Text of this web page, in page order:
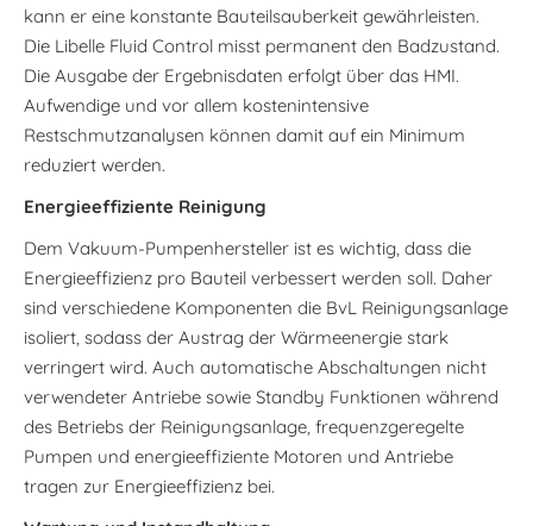
kann er eine konstante Bauteilsauberkeit gewährleisten.
Die Libelle Fluid Control misst permanent den Badzustand.
Die Ausgabe der Ergebnisdaten erfolgt über das HMI.
Aufwendige und vor allem kostenintensive
Restschmutzanalysen können damit auf ein Minimum
reduziert werden.
Energieeffiziente Reinigung
Dem Vakuum-Pumpenhersteller ist es wichtig, dass die
Energieeffizienz pro Bauteil verbessert werden soll. Daher
sind verschiedene Komponenten die BvL Reinigungsanlage
isoliert, sodass der Austrag der Wärmeenergie stark
verringert wird. Auch automatische Abschaltungen nicht
verwendeter Antriebe sowie Standby Funktionen während
des Betriebs der Reinigungsanlage, frequenzgeregelte
Pumpen und energieeffiziente Motoren und Antriebe
tragen zur Energieeffizienz bei.